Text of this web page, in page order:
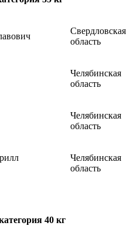
Свердловская
область
Челябинская
область
Челябинская
область
Челябинская
область
40 кг